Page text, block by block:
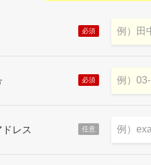
必須
必須
ドレス 任意